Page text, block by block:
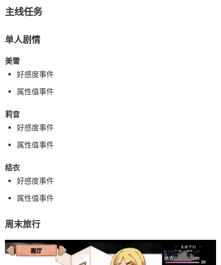
主线任务
单人剧情
美雪
好感度事件
属性值事件
莉音
好感度事件
属性值事件
结衣
好感度事件
属性值事件
周末旅行